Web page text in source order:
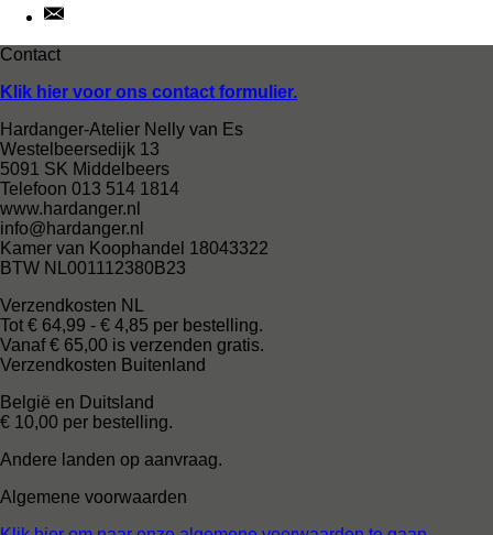
Contact
Klik hier voor ons contact formulier.
Hardanger-Atelier Nelly van Es
Westelbeersedijk 13
5091 SK Middelbeers
Telefoon 013 514 1814
www.hardanger.nl
info@hardanger.nl
Kamer van Koophandel 18043322
BTW NL001112380B23
Verzendkosten NL
Tot € 64,99 - € 4,85 per bestelling.
Vanaf € 65,00 is verzenden gratis.
Verzendkosten Buitenland
België en Duitsland
€ 10,00 per bestelling.
Andere landen op aanvraag.
Algemene voorwaarden